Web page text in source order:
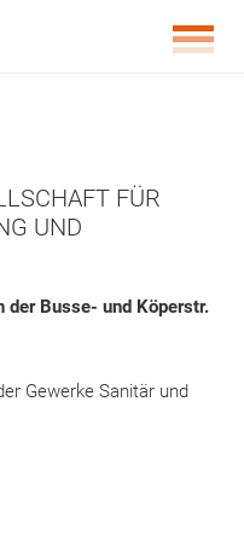
FÜR
UND
der Busse- und Köperstr.
Gewerke Sanitär und